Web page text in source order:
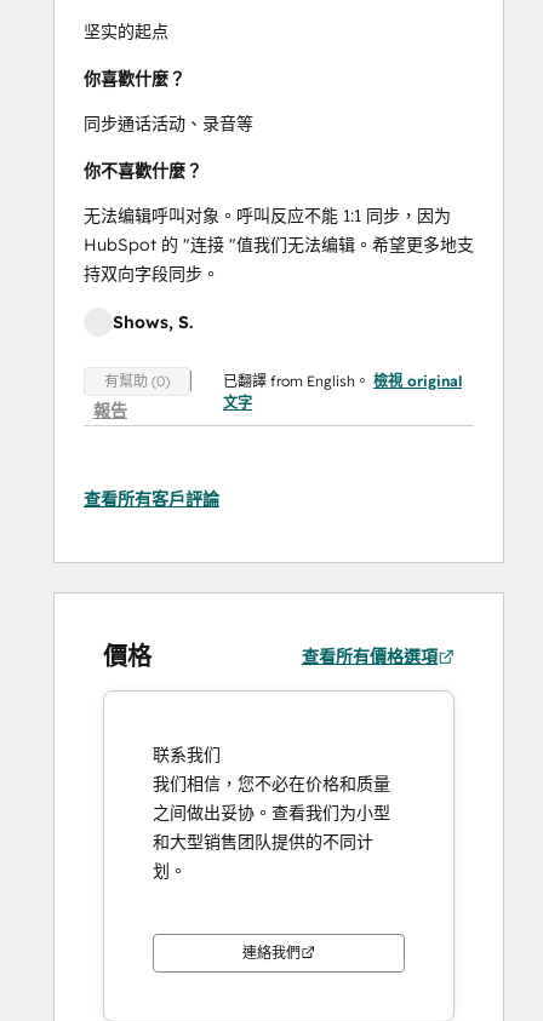
坚实的起点
你喜歡什麼？
同步通话活动、录音等
你不喜歡什麼？
无法编辑呼叫对象。呼叫反应不能 1:1 同步，因为
HubSpot 的 "连接 "值我们无法编辑。希望更多地支
持双向字段同步。
Shows, S.
有幫助 (0)
報告
已翻譯 from English。 檢視 original
文字
查看所有客戶評論
價格 查看所有價格選項
联系我们
我们相信，您不必在价格和质量
之间做出妥协。查看我们为小型
和大型销售团队提供的不同计
划。
連絡我們